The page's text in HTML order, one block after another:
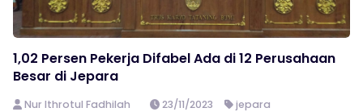
1,02 Persen Pekerja Difabel Ada di 12 Perusahaan
Besar di Jepara
Nur Ithrotul Fadhilah 23/11/2023 jepara